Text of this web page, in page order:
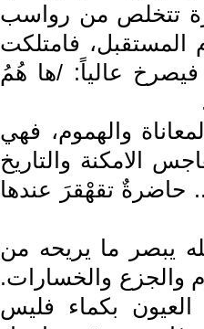
حرة تتخلص من رواسب
فامتلكت
فيصرخ عالياً: /ها هُمُ
والهموم، فهي
الامكنة والتاريخ
تقهْقرَ عندها
يبصر ما يريحه من
والجزع والخسارات.
العيون بكماء فليس